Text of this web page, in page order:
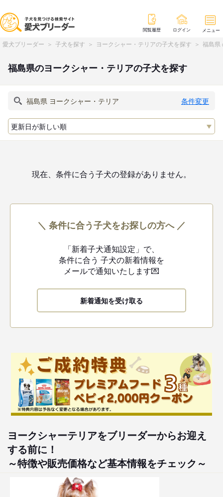
閲覧履歴 ログイン メニュー
愛犬ブリーダー 子犬を探す ヨークシャー・テリアの子犬を探す 福島県
福島県のヨークシャー・テリアの子犬を探す
条件変更
現在、条件に合う子犬の登録がありません。
＼ 条件に合う子犬をお探しの方へ ／
「新着子犬通知設定」で、
条件に合う 子犬の新着情報を
メールで通知いたします💌
新着通知を受け取る
ヨークシャーテリアをブリーダーからお迎え
する前に！
～特徴や販売価格など基本情報をチェック～